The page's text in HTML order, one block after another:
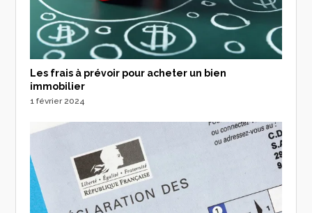
Les frais à prévoir pour acheter un bien
immobilier
1 février 2024